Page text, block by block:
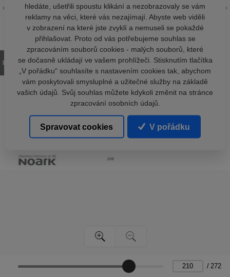
/ 272
hledáte, ušetřili spoustu klikání a nezobrazovaly se vám
reklamy na věci, které vás nezajímají. Abyste web viděli
v zobrazení na které jste zvyklí a nemuseli se pokaždé
přihlašovat. Proto od vás potřebujeme souhlas se
zpracováním souborů cookies - malých souborů, které
se dočasně ukládají ve vašem prohlížeči. Stisknutím tlačítka
„V pořádku“ souhlasíte s nastavením cookies tak, abychom
vám poskytovali smysluplné a užitečné služby na základě
vašich údajů. Svůj souhlas můžete kdykoli změnit na stránce
zpracování osobních údajů.
Spravovat cookies V pořádku